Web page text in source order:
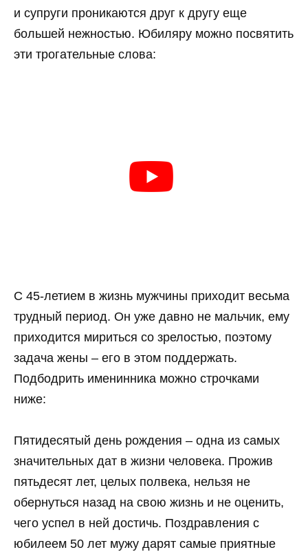
и супруги проникаются друг к другу еще
большей нежностью. Юбиляру можно посвятить
эти трогательные слова:
С 45-летием в жизнь мужчины приходит весьма
трудный период. Он уже давно не мальчик, ему
приходится мириться со зрелостью, поэтому
задача жены – его в этом поддержать.
Подбодрить именинника можно строчками
ниже:
Пятидесятый день рождения – одна из самых
значительных дат в жизни человека. Прожив
пятьдесят лет, целых полвека, нельзя не
обернуться назад на свою жизнь и не оценить,
чего успел в ней достичь. Поздравления с
юбилеем 50 лет мужу дарят самые приятные